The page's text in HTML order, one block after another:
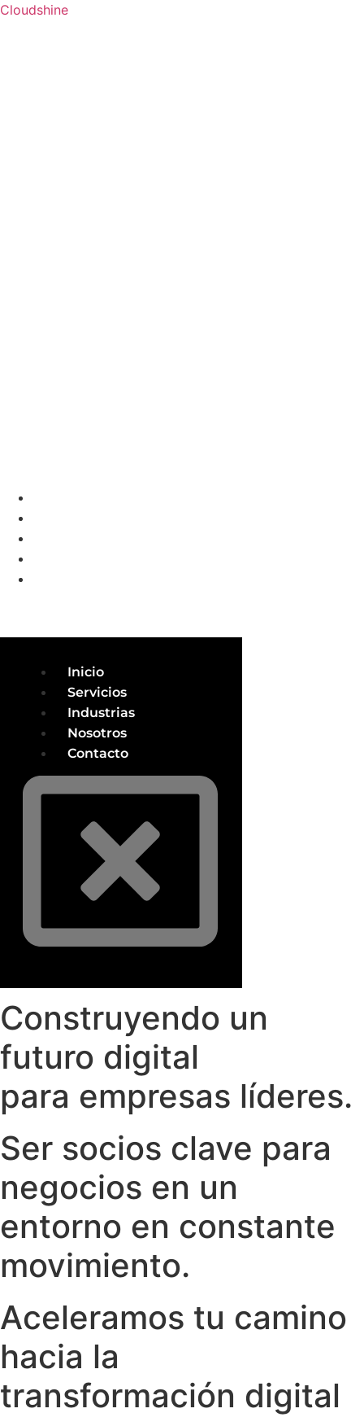
Cloudshine
Inicio
Servicios
Industrias
Nosotros
Contacto
Construyendo un
futuro digital
para empresas líderes.
Ser socios clave para
negocios en un
entorno en constante
movimiento.
Aceleramos tu camino
hacia la
transformación digital